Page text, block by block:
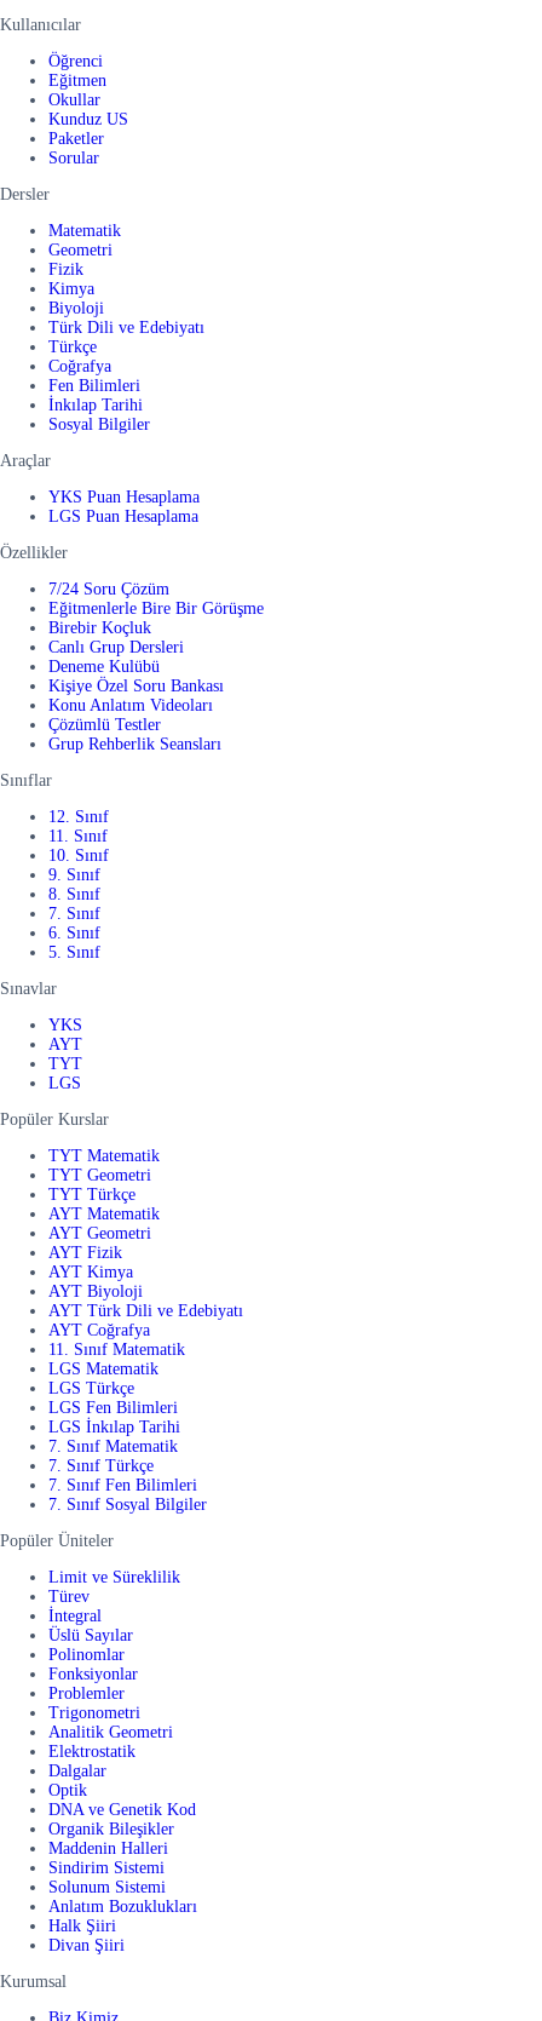
Kullanıcılar
Öğrenci
Eğitmen
Okullar
Kunduz US
Paketler
Sorular
Dersler
Matematik
Geometri
Fizik
Kimya
Biyoloji
Türk Dili ve Edebiyatı
Türkçe
Coğrafya
Fen Bilimleri
İnkılap Tarihi
Sosyal Bilgiler
Araçlar
YKS Puan Hesaplama
LGS Puan Hesaplama
Özellikler
7/24 Soru Çözüm
Eğitmenlerle Bire Bir Görüşme
Birebir Koçluk
Canlı Grup Dersleri
Deneme Kulübü
Kişiye Özel Soru Bankası
Konu Anlatım Videoları
Çözümlü Testler
Grup Rehberlik Seansları
Sınıflar
12. Sınıf
11. Sınıf
10. Sınıf
9. Sınıf
8. Sınıf
7. Sınıf
6. Sınıf
5. Sınıf
Sınavlar
YKS
AYT
TYT
LGS
Popüler Kurslar
TYT Matematik
TYT Geometri
TYT Türkçe
AYT Matematik
AYT Geometri
AYT Fizik
AYT Kimya
AYT Biyoloji
AYT Türk Dili ve Edebiyatı
AYT Coğrafya
11. Sınıf Matematik
LGS Matematik
LGS Türkçe
LGS Fen Bilimleri
LGS İnkılap Tarihi
7. Sınıf Matematik
7. Sınıf Türkçe
7. Sınıf Fen Bilimleri
7. Sınıf Sosyal Bilgiler
Popüler Üniteler
Limit ve Süreklilik
Türev
İntegral
Üslü Sayılar
Polinomlar
Fonksiyonlar
Problemler
Trigonometri
Analitik Geometri
Elektrostatik
Dalgalar
Optik
DNA ve Genetik Kod
Organik Bileşikler
Maddenin Halleri
Sindirim Sistemi
Solunum Sistemi
Anlatım Bozuklukları
Halk Şiiri
Divan Şiiri
Kurumsal